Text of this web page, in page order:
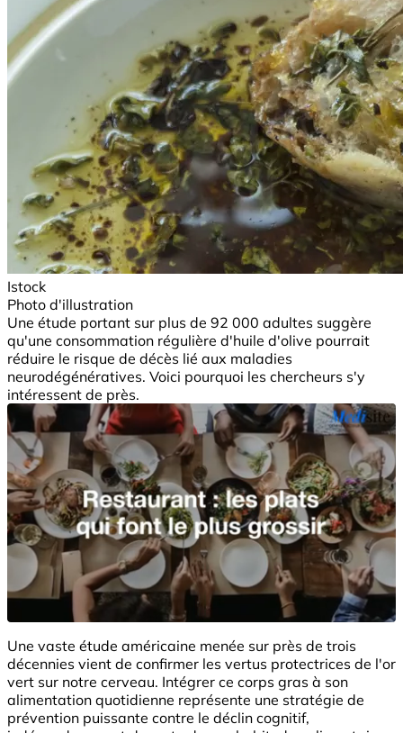
Istock
Photo d'illustration
Une étude portant sur plus de 92 000 adultes suggère
qu'une consommation régulière d'huile d'olive pourrait
réduire le risque de décès lié aux maladies
neurodégénératives. Voici pourquoi les chercheurs s'y
intéressent de près.
Une vaste étude américaine menée sur près de trois
décennies vient de confirmer les vertus protectrices de l'or
vert sur notre cerveau. Intégrer ce corps gras à son
alimentation quotidienne représente une stratégie de
prévention puissante contre le déclin cognitif,